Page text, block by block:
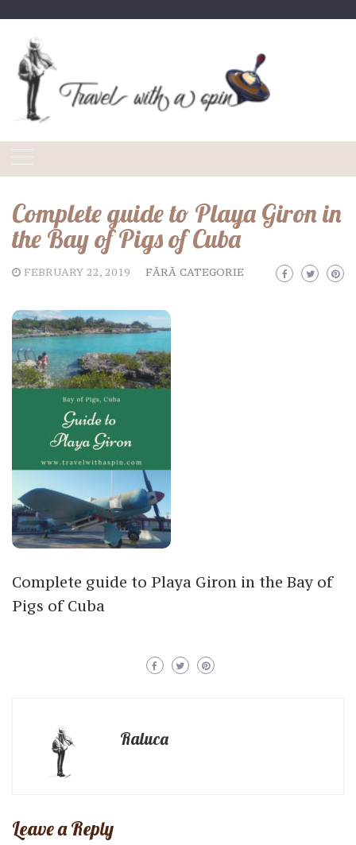
content
Complete guide to Playa Giron in
the Bay of Pigs of Cuba
FEBRUARY 22, 2019 FĂRĂ CATEGORIE
Complete guide to Playa Giron in the Bay of
Pigs of Cuba
Raluca
Leave a Reply